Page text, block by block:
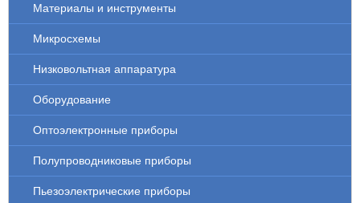
Материалы и инструменты
Микросхемы
Низковольтная аппаратура
Оборудование
Оптоэлектронные приборы
Полупроводниковые приборы
Пьезоэлектрические приборы